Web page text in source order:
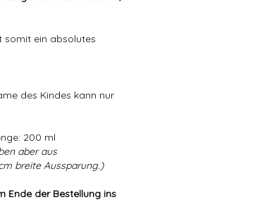
somit ein absolutes
des Kindes kann nur
200 ml
aber aus
breite Aussparung.)
Ende der Bestellung ins